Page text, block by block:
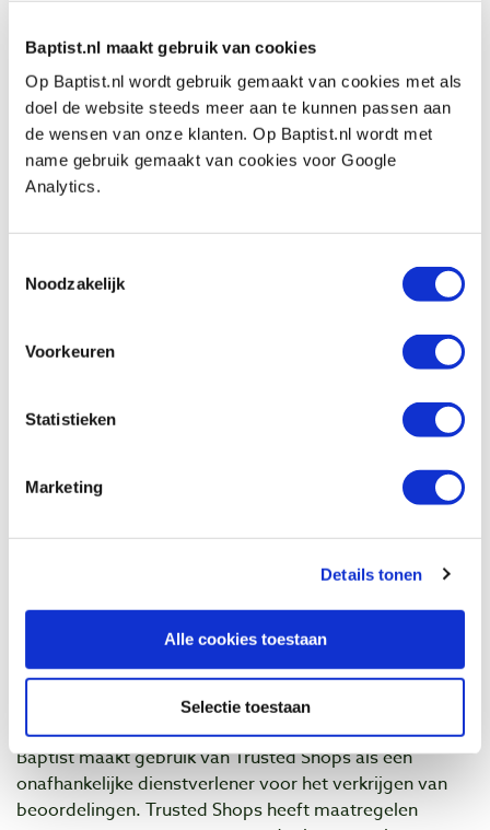
Baptist.nl maakt gebruik van cookies
Op Baptist.nl wordt gebruik gemaakt van cookies met als
doel de website steeds meer aan te kunnen passen aan
de wensen van onze klanten. Op Baptist.nl wordt met
name gebruik gemaakt van cookies voor Google
Analytics.
Noodzakelijk
Voorkeuren
Statistieken
Marketing
Details tonen
Alle cookies toestaan
Selectie toestaan
Bekijk ook
Karabijnhaak rvs 80 x 8 mm
Vergelijken
Beoordelingen
Baptist maakt gebruik van Trusted Shops als een
onafhankelijke dienstverlener voor het verkrijgen van
beoordelingen. Trusted Shops heeft maatregelen